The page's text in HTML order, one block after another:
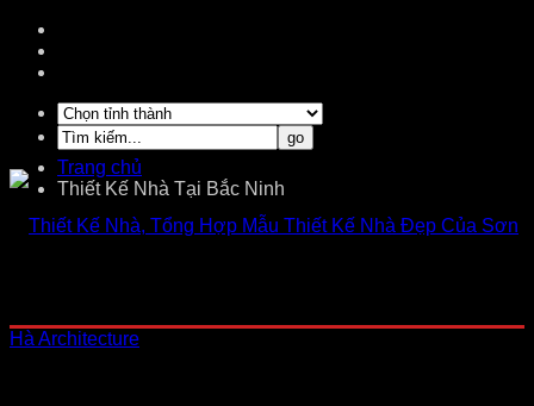
Trang chủ
Thiết Kế Nhà Tại Bắc Ninh